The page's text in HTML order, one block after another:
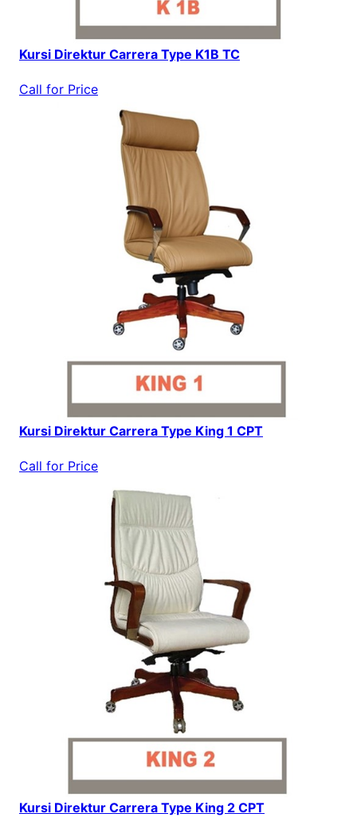
Kursi Direktur Carrera Type K1B TC
Call for Price
Kursi Direktur Carrera Type King 1 CPT
Call for Price
Kursi Direktur Carrera Type King 2 CPT